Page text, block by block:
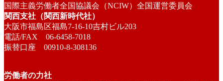
国際主義労働者全国協議会（NCIW）全国運営委員会
関西支社（関西新時代社）
大阪市福島区福島7-16-10吉村ビル203
電話/FAX 06-6458-7018
振替口座 00910-8-308136
労働者の力社